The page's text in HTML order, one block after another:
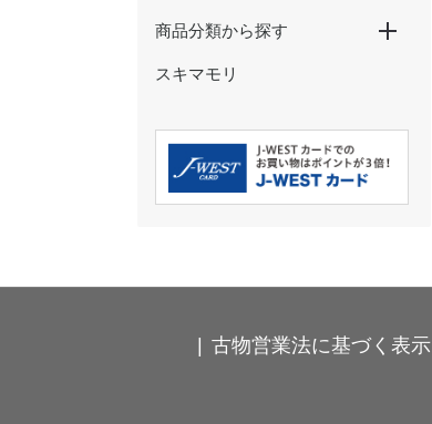
商品分類から探す
特大パネル
玩具・ぬいぐるみ
ペン・鉛筆
ノート・メモ・ふせん
クリアファイル・下敷き
マスキングテープ
シール・ステッカー
ポストカード・ぽち袋
その他の文具
ストラップ・キーホルダー
カードケース・パスケース
食器・コップ
弁当箱・タンブラー・ボトル
箸・箸置き・コースター
ハンカチ・タオル
Ｔシャツ・靴下
バッグ・巾着・ポーチ
時計･インテリア･クッション
スキマモリ
古物営業法に基づく表示